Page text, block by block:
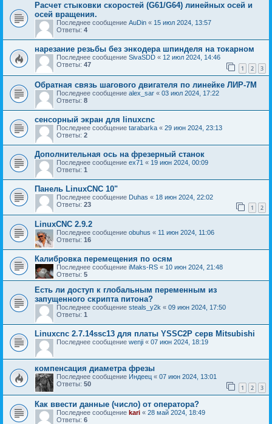
Расчет стыковки скоростей (G61/G64) линейных осей и
осей вращения.
Последнее сообщение AuDin « 15 июл 2024, 13:57
Ответы: 4
нарезание резьбы без энкодера шпинделя на токарном
Последнее сообщение SivaSDD « 12 июл 2024, 14:46
Ответы: 47 1 2 3
Обратная связь шагового двигателя по линейке ЛИР-7М
Последнее сообщение alex_sar « 03 июл 2024, 17:22
Ответы: 8
сенсорный экран для linuxcnc
Последнее сообщение tarabarka « 29 июн 2024, 23:13
Ответы: 2
Дополнительная ось на фрезерный станок
Последнее сообщение ex71 « 19 июн 2024, 00:09
Ответы: 1
Панель LinuxCNC 10"
Последнее сообщение Duhas « 18 июн 2024, 22:02
Ответы: 23 1 2
LinuxCNC 2.9.2
Последнее сообщение obuhus « 11 июн 2024, 11:06
Ответы: 16
Калибровка перемещения по осям
Последнее сообщение iMaks-RS « 10 июн 2024, 21:48
Ответы: 5
Есть ли доступ к глобальным переменным из
запущенного скрипта питона?
Последнее сообщение steals_y2k « 09 июн 2024, 17:50
Ответы: 1
Linuxcnc 2.7.14ssc13 для платы YSSC2P серв Mitsubishi
Последнее сообщение wenji « 07 июн 2024, 18:19
компенсация диаметра фрезы
Последнее сообщение Индеец « 07 июн 2024, 13:01
Ответы: 50 1 2 3
Как ввести данные (число) от оператора?
Последнее сообщение kari « 28 май 2024, 18:49
Ответы: 6